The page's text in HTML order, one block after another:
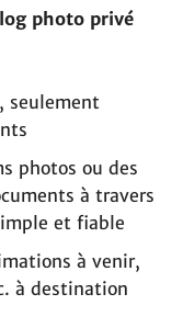
photo privé
seulement
photos ou des
à travers
et fiable
à venir,
à destination